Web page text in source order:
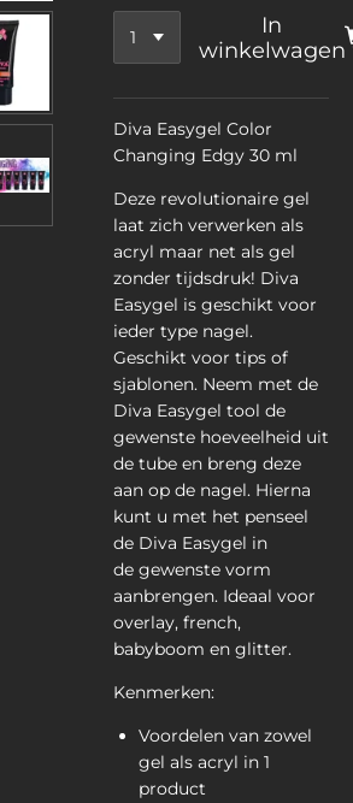
In
winkelwagen
Diva Easygel Color
Changing Edgy 30 ml
Deze revolutionaire gel
laat zich verwerken als
acryl maar net als gel
zonder tijdsdruk! Diva
Easygel is geschikt voor
ieder type nagel.
Geschikt voor tips of
sjablonen. Neem met de
Diva Easygel tool de
gewenste hoeveelheid uit
de tube en breng deze
aan op de nagel. Hierna
kunt u met het penseel
de Diva Easygel in
de gewenste vorm
aanbrengen. Ideaal voor
overlay, french,
babyboom en glitter.
Kenmerken:
Voordelen van zowel
gel als acryl in 1
product